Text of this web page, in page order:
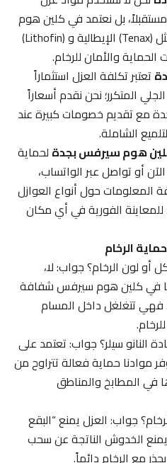
بل نعتمد في كلين هوم
سيرفس على ماركات عالمية مثل (Tenax) الإيطالية و (Lithofin)
والأمان للرخام.
تكلفة العزل استثماراً
المتكرر؛ نحن نقدم أسعاراً
مع تقديم خصومات كبيرة عند
الشاملة.
هوم سيرفس بجدةلحماية
أو تواصل عبر الواتساب،
حول أنواع العوازل
الفورية في أي مكان
الرخام
لون الرخام؟ جواب: لا،
في كلين هوم سيرفس شفافة
تتغلغل داخل المسام
سيلر؟ جواب: تعتمد على
حماية فعالة تتراوح من
في المطابخ والمناطق
جواب: العزل يمنع “البقع
الخدوش الناتجة عن سحب
مع الرخام دائماً.